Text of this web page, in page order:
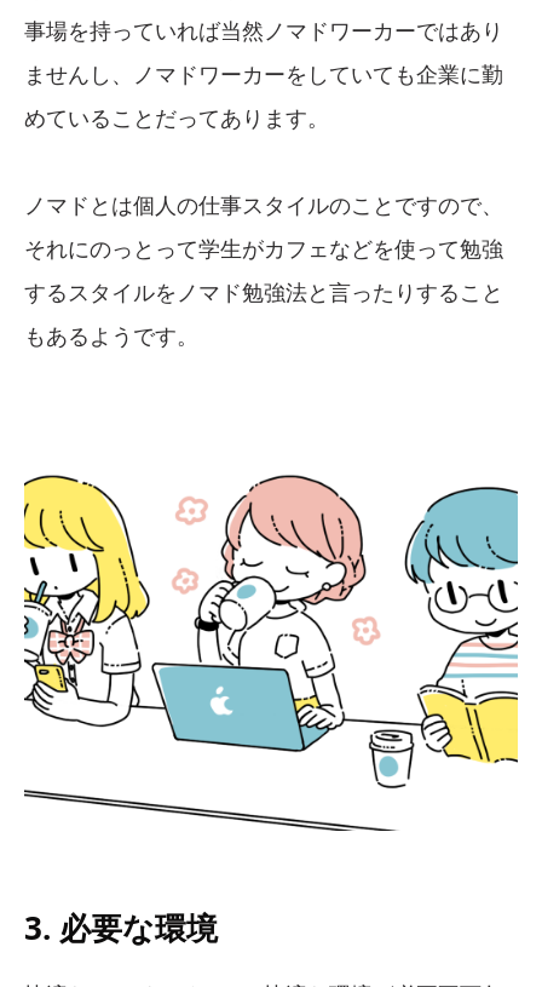
事場を持っていれば当然ノマドワーカーではあり
ませんし、ノマドワーカーをしていても企業に勤
めていることだってあります。
ノマドとは個人の仕事スタイルのことですので、
それにのっとって学生がカフェなどを使って勉強
するスタイルをノマド勉強法と言ったりすること
もあるようです。
3. 必要な環境